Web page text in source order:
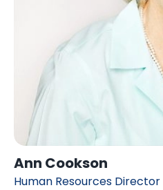
Ann Cookson
Human Resources Director